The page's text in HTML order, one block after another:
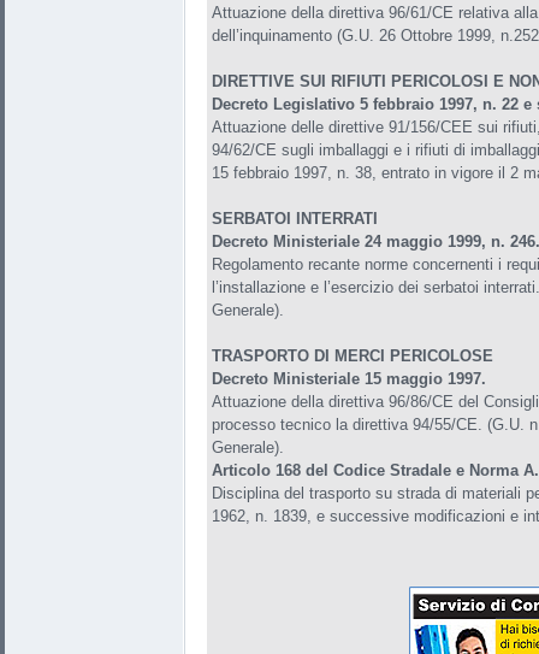
Attuazione della direttiva 96/61/CE relativa
dell’inquinamento (G.U. 26 Ottobre 1999,
DIRETTIVE SUI RIFIUTI PERICOLOSI E
Decreto Legislativo 5 febbraio 1997, n. 22
Attuazione delle direttive 91/156/CEE sui
94/62/CE sugli imballaggi e i rifiuti di
15 febbraio 1997, n. 38, entrato in vigore il 2
SERBATOI INTERRATI
Decreto Ministeriale 24 maggio 1999, n. 246.
Regolamento recante norme concernenti i
l’installazione e l’esercizio dei serbatoi
Generale).
TRASPORTO DI MERCI PERICOLOSE
Decreto Ministeriale 15 maggio 1997.
Attuazione della direttiva 96/86/CE del
processo tecnico la direttiva 94/55/CE. (G.U.
Generale).
Articolo 168 del Codice Stradale e Norma
Disciplina del trasporto su strada di materiali
1962, n. 1839, e successive modificazioni e